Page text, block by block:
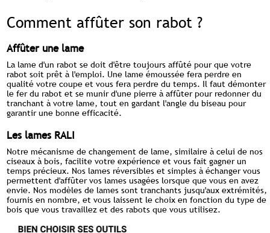
Comment affûter son rabot ?
Affûter une lame
La lame d'un rabot se doit d'être toujours affûté pour que votre
rabot soit prêt à l'emploi. Une lame émoussée fera perdre en
qualité votre coupe et vous fera perdre du temps. Il faut démonter
le fer du rabot et se munir d'une pierre à affûter pour redonner du
tranchant à votre lame, tout en gardant l'angle du biseau pour
garantir une bonne efficacité.
Les lames RALI
Notre mécanisme de changement de lame, similaire à celui de nos
ciseaux à bois, facilite votre expérience et vous fait gagner un
temps précieux. Nos lames réversibles et simples à échanger vous
permettent d'affûter vos lames usagées lorsque que vous en avez
envie. Nos modèles de lames sont tranchants jusqu'aux extrémités,
fournis en nombre, et vous laissent le choix en fonction du type de
bois que vous travaillez et des rabots que vous utilisez.